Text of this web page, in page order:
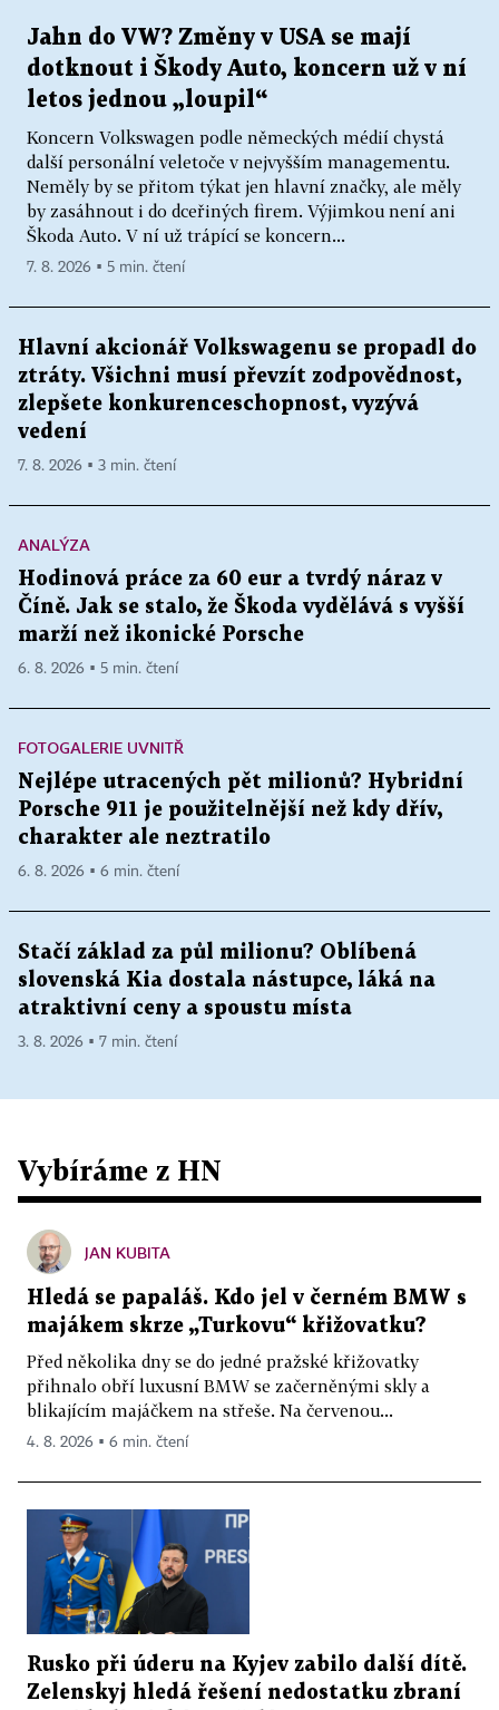
Jahn do VW? Změny v USA se mají
dotknout i Škody Auto, koncern už v ní
letos jednou „loupil“
Koncern Volkswagen podle německých médií chystá
další personální veletoče v nejvyšším managementu.
Neměly by se přitom týkat jen hlavní značky, ale měly
by zasáhnout i do dceřiných firem. Výjimkou není ani
Škoda Auto. V ní už trápící se koncern...
7. 8. 2026 ▪ 5 min. čtení
Hlavní akcionář Volkswagenu se propadl do
ztráty. Všichni musí převzít zodpovědnost,
zlepšete konkurenceschopnost, vyzývá
vedení
7. 8. 2026 ▪ 3 min. čtení
ANALÝZA
Hodinová práce za 60 eur a tvrdý náraz v
Číně. Jak se stalo, že Škoda vydělává s vyšší
marží než ikonické Porsche
6. 8. 2026 ▪ 5 min. čtení
FOTOGALERIE UVNITŘ
Nejlépe utracených pět milionů? Hybridní
Porsche 911 je použitelnější než kdy dřív,
charakter ale neztratilo
6. 8. 2026 ▪ 6 min. čtení
Stačí základ za půl milionu? Oblíbená
slovenská Kia dostala nástupce, láká na
atraktivní ceny a spoustu místa
3. 8. 2026 ▪ 7 min. čtení
Vybíráme z HN
JAN KUBITA
Hledá se papaláš. Kdo jel v černém BMW s
majákem skrze „Turkovu“ křižovatku?
Před několika dny se do jedné pražské křižovatky
přihnalo obří luxusní BMW se začerněnými skly a
blikajícím majáčkem na střeše. Na červenou...
4. 8. 2026 ▪ 6 min. čtení
Rusko při úderu na Kyjev zabilo další dítě.
Zelenskyj hledá řešení nedostatku zbraní